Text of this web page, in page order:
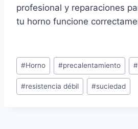
profesional y reparaciones
tu horno funcione
Etiquetas
de
la
#Horno #precalentamiento #
#resistencia débil #suciedad